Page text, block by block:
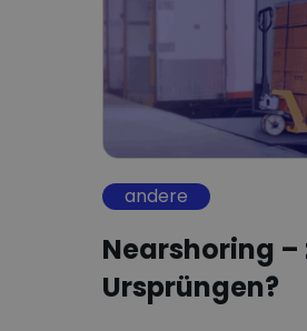
andere
Nearshoring –
Ursprüngen?